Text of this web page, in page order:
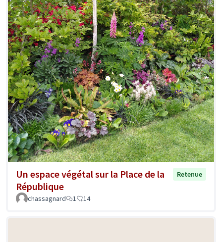
Un espace végétal sur la Place de la
République
Retenue
chassagnard 1 14